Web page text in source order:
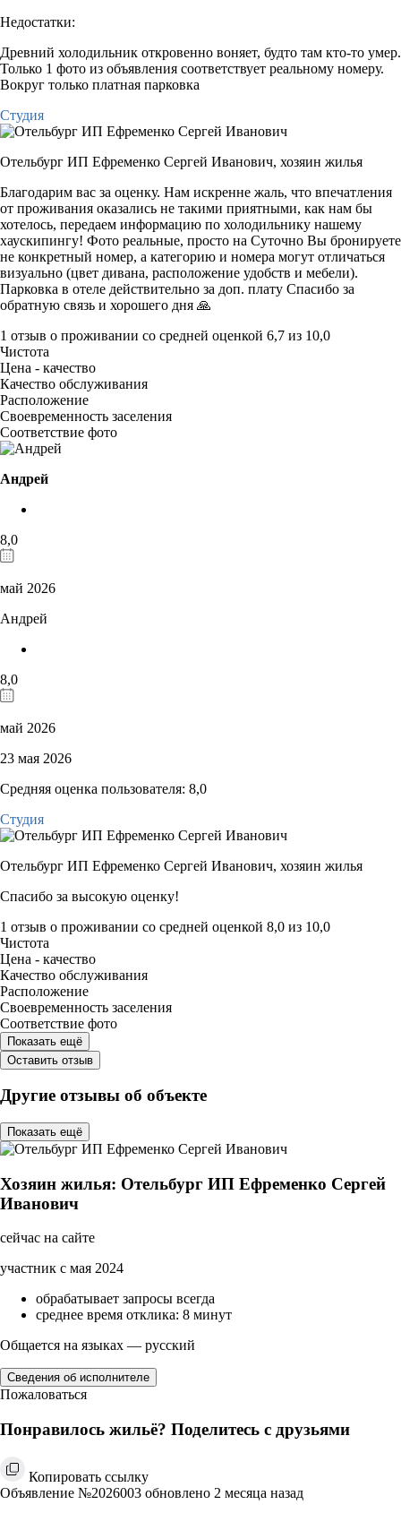
Недостатки:
Древний холодильник откровенно воняет, будто там кто-то умер.
Только 1 фото из объявления соответствует реальному номеру.
Вокруг только платная парковка
Студия
Отельбург ИП Ефременко Сергей Иванович, хозяин жилья
Благодарим вас за оценку. Нам искренне жаль, что впечатления
от проживания оказались не такими приятными, как нам бы
хотелось, передаем информацию по холодильнику нашему
хаускипингу! Фото реальные, просто на Суточно Вы бронируете
не конкретный номер, а категорию и номера могут отличаться
визуально (цвет дивана, расположение удобств и мебели).
Парковка в отеле действительно за доп. плату Спасибо за
обратную связь и хорошего дня 🙏
1 отзыв о проживании со средней оценкой 6,7 из 10,0
Чистота
Цена - качество
Качество обслуживания
Расположение
Своевременность заселения
Соответствие фото
Андрей
8,0
май 2026
Андрей
8,0
май 2026
23 мая 2026
Средняя оценка пользователя: 8,0
Студия
Отельбург ИП Ефременко Сергей Иванович, хозяин жилья
Спасибо за высокую оценку!
1 отзыв о проживании со средней оценкой 8,0 из 10,0
Чистота
Цена - качество
Качество обслуживания
Расположение
Своевременность заселения
Соответствие фото
Показать ещё
Оставить отзыв
Другие отзывы об объекте
Показать ещё
Хозяин жилья: Отельбург ИП Ефременко Сергей
Иванович
сейчас на сайте
участник с мая 2024
обрабатывает запросы всегда
среднее время отклика: 8 минут
Общается на языках — русский
Сведения об исполнителе
Пожаловаться
Понравилось жильё? Поделитесь с друзьями
Копировать ссылку
Объявление №2026003 обновлено 2 месяца назад